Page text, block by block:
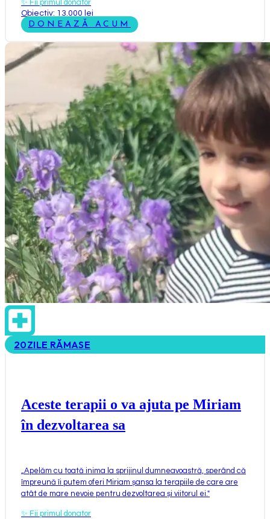
✨ Fii primul donator
Obiectiv: 13.000 lei
DONEAZĂ ACUM
20ZILE RĂMASE
Aceste terapii o va ajuta pe Miriam
în dezvoltarea sa
Apelăm cu toată inima la sprijinul dumneavoastră, sperând că
împreună îi putem oferi Miriam șansa la terapiile de care are
atât de mare nevoie pentru dezvoltarea și viitorul ei. "
✨ Fii primul donator